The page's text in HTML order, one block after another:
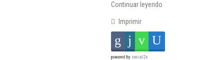
Continuar leyendo
Imprimir
powered by social2s